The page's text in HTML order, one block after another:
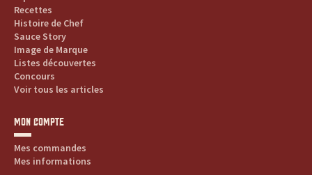
Recettes
Histoire de Chef
Sauce Story
Image de Marque
Listes découvertes
Concours
Voir tous les articles
MON COMPTE
Mes commandes
Mes informations